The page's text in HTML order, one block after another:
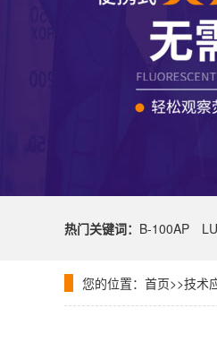
热门关键词： B-100AP
您的位置： 首页>>技术